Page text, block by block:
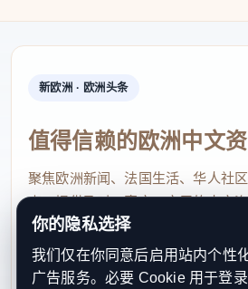
新欧洲 · 欧洲头条
值得信赖的欧洲中文
聚焦欧洲新闻、法国生活、华人社
点，提供及时、真实、实用的中文
速了解欧洲动态。
contact@xinouzhou.com
你的隐私选择
我们仅在你同意后启用站内个性
广告服务。必要 Cookie 用于登